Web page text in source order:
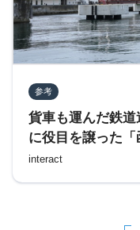
参考
貨車も運んだ鉄
に役目を譲った
館 摩周丸」を訪れ
interact